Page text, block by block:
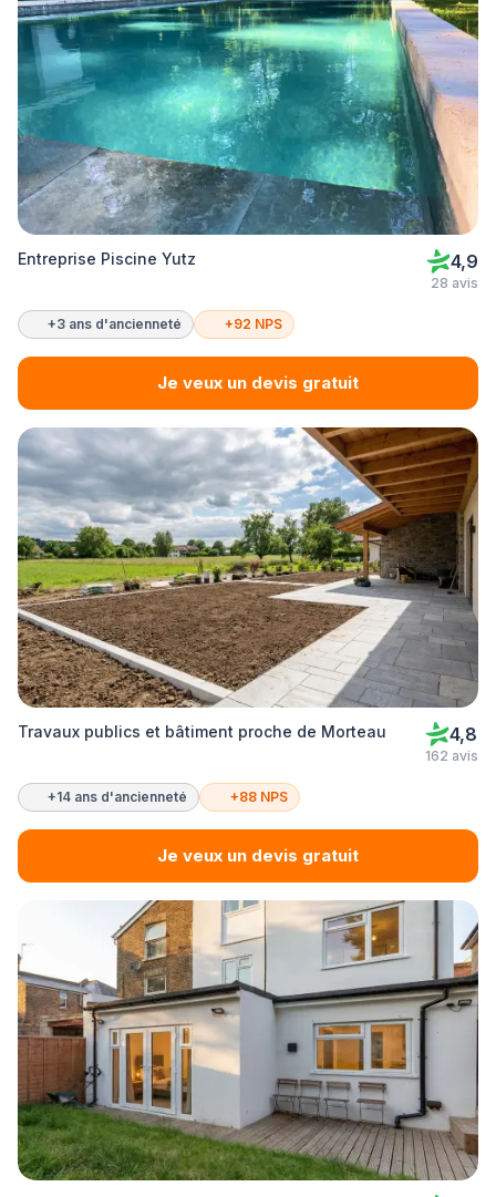
Entreprise Piscine Yutz 4,9
28 avis
+3 ans d'ancienneté +92 NPS
Je veux un devis gratuit
Travaux publics et bâtiment proche de Morteau 4,8
162 avis
+14 ans d'ancienneté +88 NPS
Je veux un devis gratuit